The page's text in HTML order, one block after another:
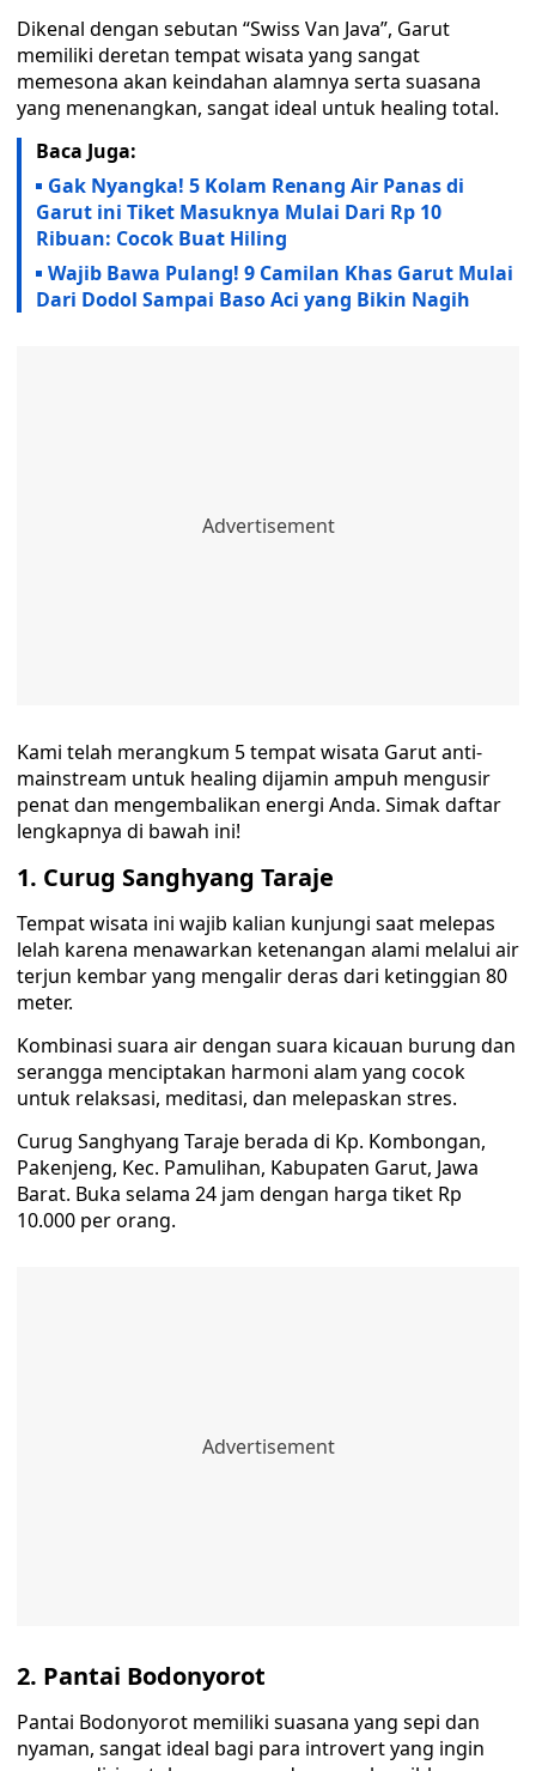
Dikenal dengan sebutan “Swiss Van Java”, Garut
memiliki deretan tempat wisata yang sangat
memesona akan keindahan alamnya serta suasana
yang menenangkan, sangat ideal untuk healing total.
Baca Juga:
Gak Nyangka! 5 Kolam Renang Air Panas di
Garut ini Tiket Masuknya Mulai Dari Rp 10
Ribuan: Cocok Buat Hiling
Wajib Bawa Pulang! 9 Camilan Khas Garut Mulai
Dari Dodol Sampai Baso Aci yang Bikin Nagih
Kami telah merangkum 5 tempat wisata Garut anti-
mainstream untuk healing dijamin ampuh mengusir
penat dan mengembalikan energi Anda. Simak daftar
lengkapnya di bawah ini!
1. Curug Sanghyang Taraje
Tempat wisata ini wajib kalian kunjungi saat melepas
lelah karena menawarkan ketenangan alami melalui air
terjun kembar yang mengalir deras dari ketinggian 80
meter.
Kombinasi suara air dengan suara kicauan burung dan
serangga menciptakan harmoni alam yang cocok
untuk relaksasi, meditasi, dan melepaskan stres.
Curug Sanghyang Taraje berada di Kp. Kombongan,
Pakenjeng, Kec. Pamulihan, Kabupaten Garut, Jawa
Barat. Buka selama 24 jam dengan harga tiket Rp
10.000 per orang.
2. Pantai Bodonyorot
Pantai Bodonyorot memiliki suasana yang sepi dan
nyaman, sangat ideal bagi para introvert yang ingin